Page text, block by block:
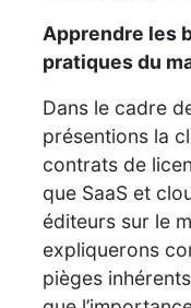
Apprendre les
pratiques du
Dans le cadre
présentions la
contrats de
que SaaS et
éditeurs sur le
expliquerons
pièges